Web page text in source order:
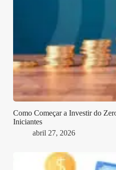
Como Começar a Investir do
Iniciantes
abril 27, 2026